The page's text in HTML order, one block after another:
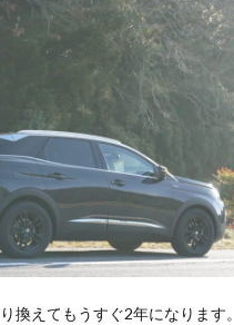
換えてもうすぐ2年になります。